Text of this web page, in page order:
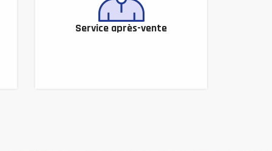
Service après-vente